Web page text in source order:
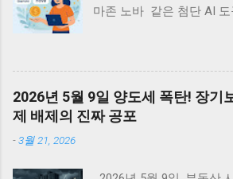
마존 노바 같은 첨단 AI 도
법들을 정리한다. 관세
크의 AI 투자는 계속되고
소규모 기업에게 새로운
것이다. <목차> • 글로벌
적 AI 투자 동향 • 관세가
2026년 5월 9일 양도세 폭탄! 장기
제 배제의 진짜 공포
-3월 21, 2026